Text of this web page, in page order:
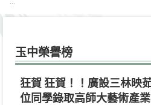
玉中榮譽榜
狂賀 狂賀！！廣設三林映
位同學錄取高師大藝術產